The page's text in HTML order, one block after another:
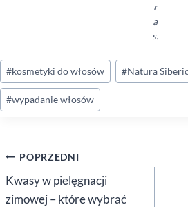
r
a
s.
Tagi
wpisu:
#kosmetyki do włosów #Natura
#wypadanie włosów
Nawigacja
wpisu
POPRZEDNI
Kwasy w pielęgnacji
zimowej – które wybrać